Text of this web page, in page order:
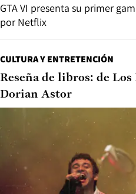
GTA VI presenta su primer
por Netflix
CULTURA Y ENTRETENCIÓN
Reseña de libros: de
Dorian Astor